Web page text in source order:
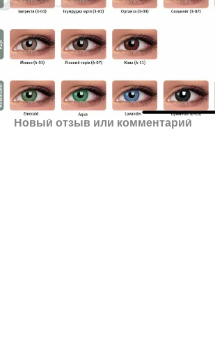
Новый отзыв или комментарий